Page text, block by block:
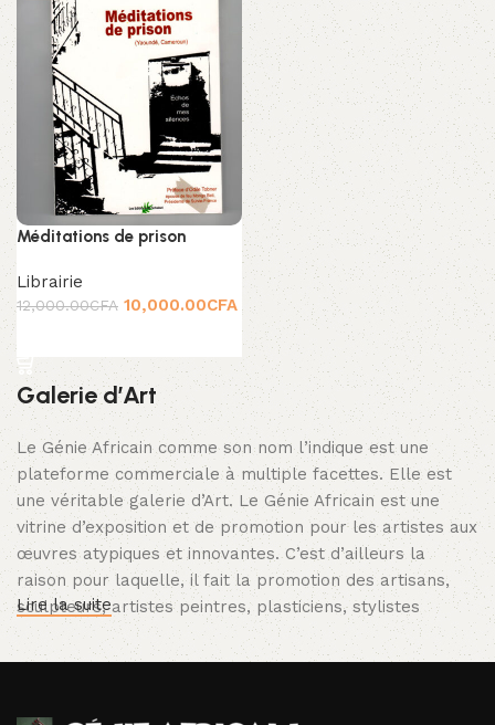
Méditations de prison
Librairie
12,000.00CFA 10,000.00CFA
Galerie d’Art
Le Génie Africain comme son nom l’indique est une
plateforme commerciale à multiple facettes. Elle est
une véritable galerie d’Art. Le Génie Africain est une
vitrine d’exposition et de promotion pour les artistes aux
œuvres atypiques et innovantes. C’est d’ailleurs la
raison pour laquelle, il fait la promotion des artisans,
sculpteurs, artistes peintres, plasticiens, stylistes
modélistes, musiciens et cinéastes, bijoutiers etc.
Lire la suite